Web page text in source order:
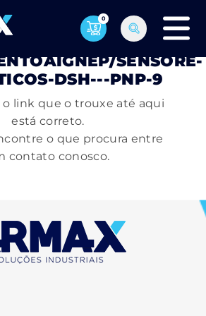
0
ENCONTRADA
SENSORE-
DSH---PNP-9
o link que o trouxe até aqui
está correto.
o que procura entre
contato conosco.